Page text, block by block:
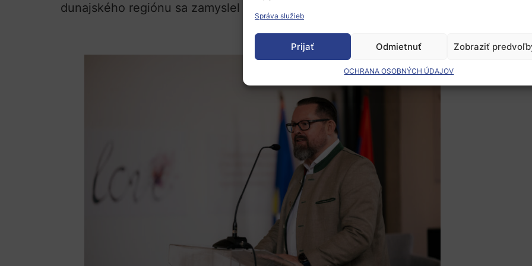
Správa služieb
Prijať Odmietnuť Zobraziť
OCHRANA OSOBNÝCH ÚDAJOV
dunajského regiónu sa zamyslel nad významom projektu v rámci programu Interreg